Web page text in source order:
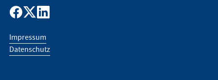
Impressum
Datenschutz